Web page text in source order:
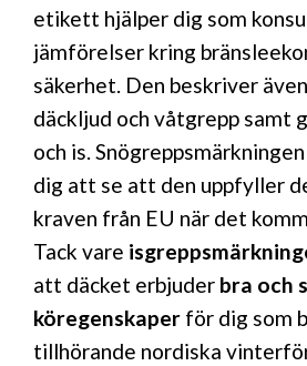
etikett hjälper dig som
jämförelser kring
säkerhet. Den beskriver
däckljud och våtgrepp samt
och is.
dig att se att den uppfyller
kraven från EU när det
Tack vare
att däcket erbjuder bra och
köregenskaper för dig som
tillhörande nordiska